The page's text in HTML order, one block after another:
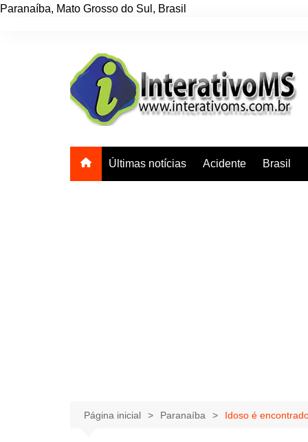
Paranaíba, Mato Grosso do Sul , Brasil
Últimas notícias Acidente Brasil
Página inicial Paranaíba Idoso é